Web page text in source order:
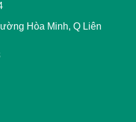
Hòa Minh, Q Liên